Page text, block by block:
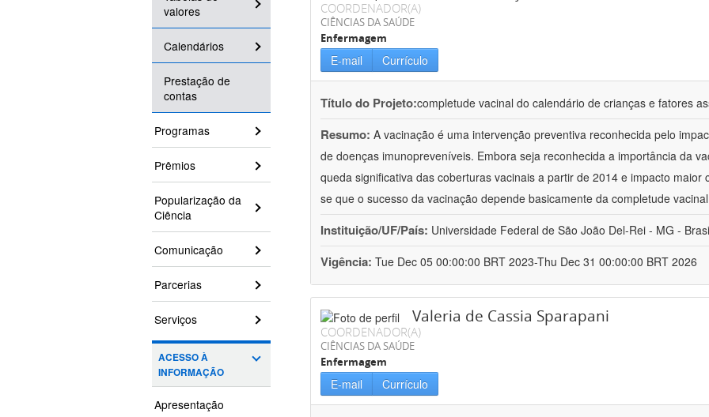
valores
Calendários
Prestação de
contas
Programas
Prêmios
Popularização da
Ciência
Comunicação
Parcerias
Serviços
ACESSO À
INFORMAÇÃO
Apresentação
COORDENADOR(A)
CIÊNCIAS DA SAÚDE
Enfermagem
E-mail Currículo
Título do Projeto:completude vacinal do calendário de crianças e fatores
Resumo: A vacinação é uma intervenção preventiva reconhecida pelo
de doenças imunopreveníveis. Embora seja reconhecida a importância da
queda significativa das coberturas vacinais a partir de 2014 e impacto maior
se que o sucesso da vacinação depende basicamente da completude
Instituição/UF/País: Universidade Federal de São João Del-Rei - MG -
Vigência: Tue Dec 05 00:00:00 BRT 2023-Thu Dec 31 00:00:00 BRT 2026
Valeria de Cassia Sparapani
COORDENADOR(A)
CIÊNCIAS DA SAÚDE
Enfermagem
E-mail Currículo